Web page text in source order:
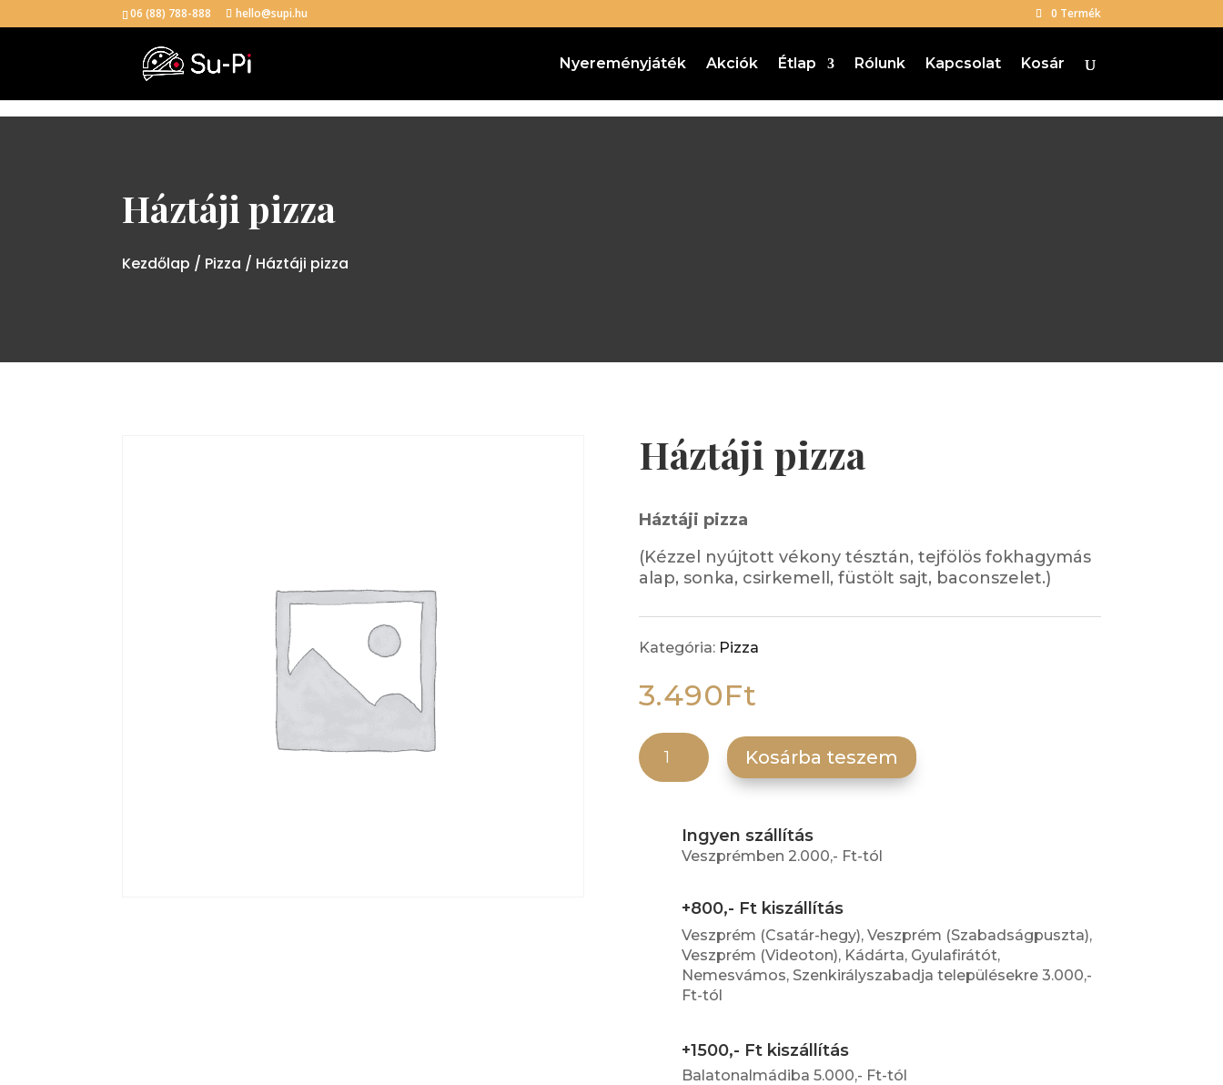
06 (88) 788-888 hello@supi.hu 0 Termék
Nyereményjáték Akciók Étlap Rólunk Kapcsolat Kosár
Háztáji pizza
Kezdőlap / Pizza / Háztáji pizza
Háztáji pizza
Háztáji pizza
(Kézzel nyújtott vékony tésztán, tejfölös fokhagymás
alap, sonka, csirkemell, füstölt sajt, baconszelet.)
Kategória: Pizza
3.490Ft
Háztáji pizza mennyiség
Kosárba teszem
Ingyen szállítás
Veszprémben 2.000,- Ft-tól
+800,- Ft kiszállítás
Veszprém (Csatár-hegy), Veszprém (Szabadságpuszta),
Veszprém (Videoton), Kádárta, Gyulafirátót,
Nemesvámos, Szenkirályszabadja településekre 3.000,-
Ft-tól
+1500,- Ft kiszállítás
Balatonalmádiba 5.000,- Ft-tól